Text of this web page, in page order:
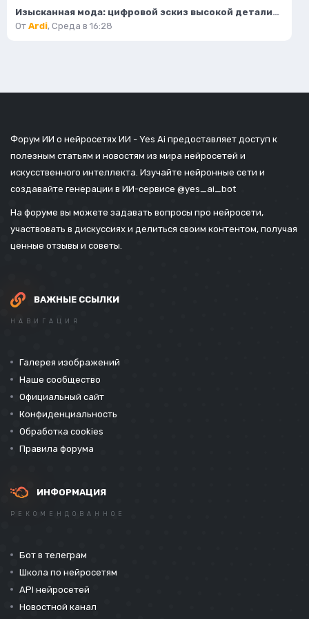
Изысканная мода: цифровой эскиз высокой детализации и безупречного стиля. Картинка из нейронной сети Flux
От Ardi, Среда в 16:28
Форум ИИ о нейросетях ИИ - Yes Ai предоставляет доступ к
полезным статьям и новостям из мира нейросетей и
искусственного интеллекта. Изучайте нейронные сети и
создавайте генерации в ИИ-сервисе @yes_ai_bot
На форуме вы можете задавать вопросы про нейросети,
участвовать в дискуссиях и делиться своим контентом, получая
ценные отзывы и советы.
ВАЖНЫЕ ССЫЛКИ
НАВИГАЦИЯ
Галерея изображений
Наше сообщество
Официальный сайт
Конфиденциальность
Обработка cookies
Правила форума
ИНФОРМАЦИЯ
РЕКОМЕНДОВАННОЕ
Бот в телеграм
Школа по нейросетям
API нейросетей
Новостной канал